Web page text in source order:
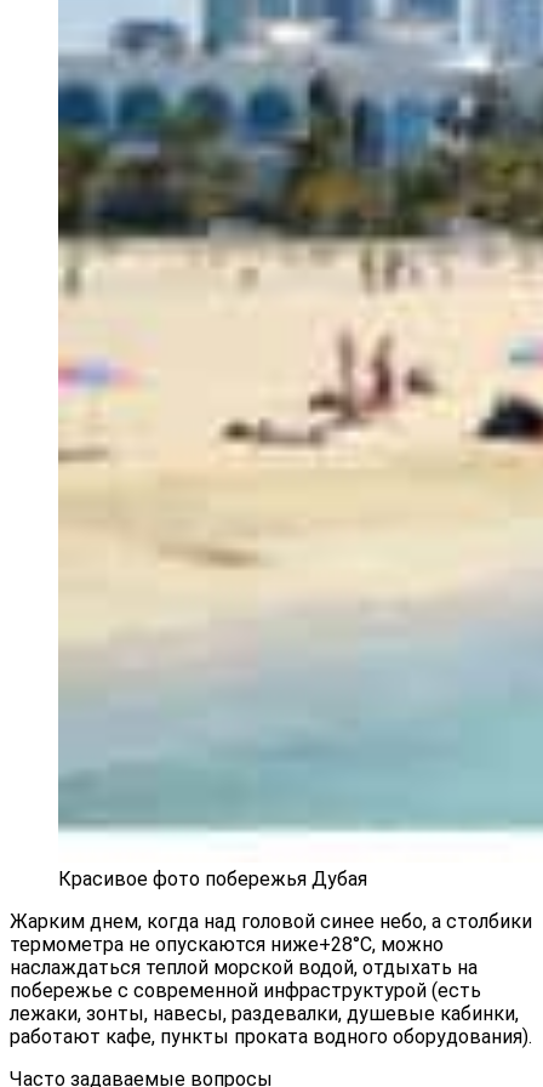
Красивое фото побережья Дубая
Жарким днем, когда над головой синее небо, а столбики
термометра не опускаются ниже+28°C, можно
наслаждаться теплой морской водой, отдыхать на
побережье с современной инфраструктурой (есть
лежаки, зонты, навесы, раздевалки, душевые кабинки,
работают кафе, пункты проката водного оборудования).
Часто задаваемые вопросы